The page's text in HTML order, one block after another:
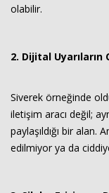
olabilir.
2. Dijital Uyarıların
Siverek örneğinde
iletişim aracı değil;
paylaşıldığı bir
edilmiyor ya da